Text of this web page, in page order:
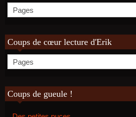
Coups de cœur lecture d'Erik
Coups de gueule !